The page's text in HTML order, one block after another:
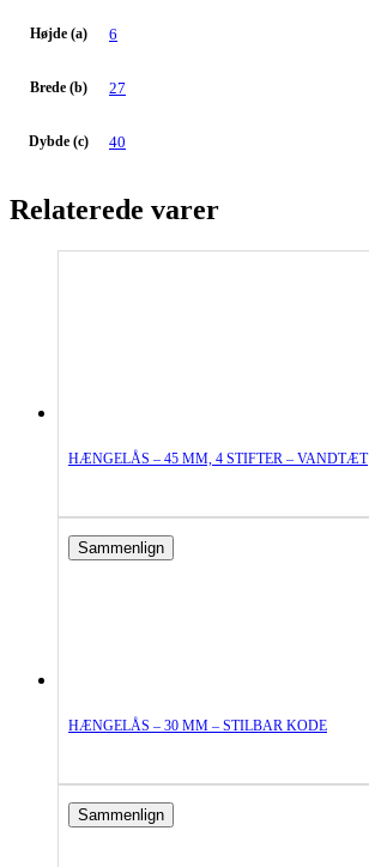
Højde (a) 6
Brede (b) 27
Dybde (c) 40
Relaterede varer
HÆNGELÅS – 45 MM, 4 STIFTER – VANDTÆT
Sammenlign
HÆNGELÅS – 30 MM – STILBAR KODE
Sammenlign